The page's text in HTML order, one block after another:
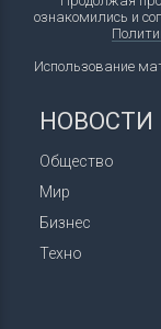
ознакомились и
Использование
НОВОСТИ
Общество
Мир
Бизнес
Техно